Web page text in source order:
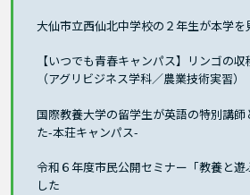
大仙市立西仙北中学校の２年生が本学を
【いつでも青春キャンパス】リンゴの
（アグリビジネス学科／農業技術実習）
国際教養大学の留学生が英語の特別講師
た-本荘キャンパス-
令和６年度市民公開セミナー「教養と遊
した